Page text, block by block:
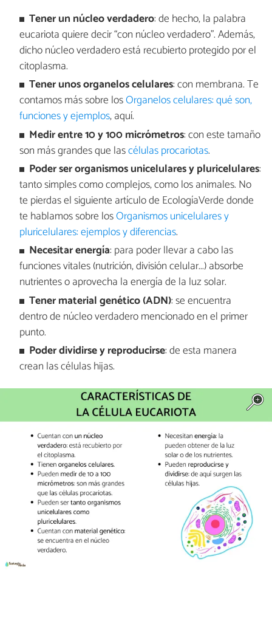
Tener un núcleo verdadero: de hecho, la palabra
eucariota quiere decir “con núcleo verdadero”. Además,
dicho núcleo verdadero está recubierto protegido por el
citoplasma.
Tener unos organelos celulares: con membrana. Te
contamos más sobre losOrganelos celulares: qué son,
funciones y ejemplos, aquí.
Medir entre 10 y 100 micrómetros: con este tamaño
son más grandes que lascélulas procariotas.
Poder ser organismos unicelulares y pluricelulares:
tanto simples como complejos, como los animales. No
te pierdas el siguiente artículo de EcologíaVerde donde
te hablamos sobre losOrganismos unicelulares y
pluricelulares: ejemplos y diferencias.
Necesitar energía: para poder llevar a cabo las
funciones vitales (nutrición, división celular...) absorbe
nutrientes o aprovecha la energía de la luz solar.
Tener material genético (ADN): se encuentra
dentro de núcleo verdadero mencionado en el primer
punto.
Poder dividirse y reproducirse: de esta manera
crean las células hijas.